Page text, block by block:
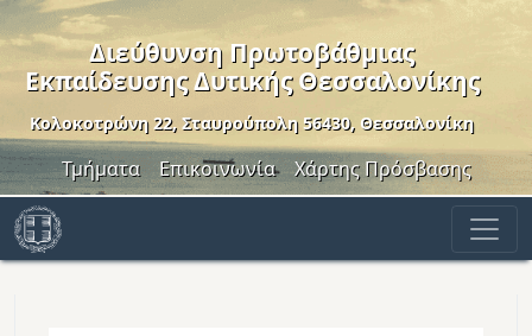
Παράκαμψη προς το κυρίως περιεχόμενο
Διεύθυνση Πρωτοβάθμιας
Εκπαίδευσης Δυτικής Θεσσαλονίκης
Κολοκοτρώνη 22, Σταυρούπολη 56430, Θεσσαλονίκη
Header Menu
Τμήματα Επικοινωνία Χάρτης Πρόσβασης